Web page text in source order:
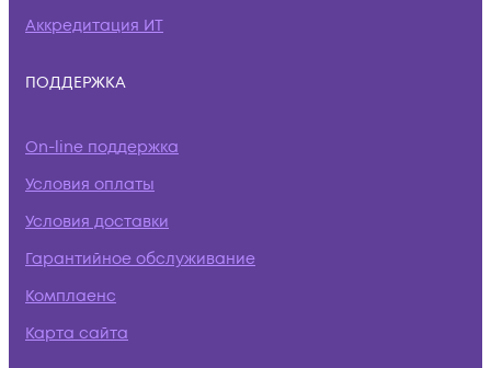
Аккредитация ИТ
ПОДДЕРЖКА
On-line поддержка
Условия оплаты
Условия доставки
Гарантийное обслуживание
Комплаенс
Карта сайта